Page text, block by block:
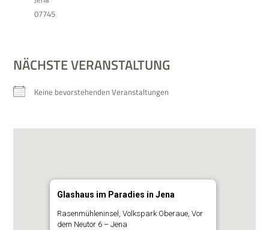
07745
NÄCHSTE VERANSTALTUNG
Keine bevor­ste­hen­den Veranstaltungen
Glashaus im Paradies in Jena
Rasen­müh­len­in­sel, Volks­park Ober­aue, Vor
dem Neu­tor 6 – Jena